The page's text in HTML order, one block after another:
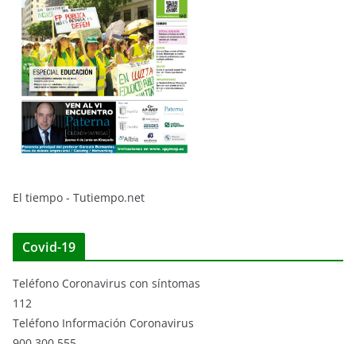
El tiempo - Tutiempo.net
Covid-19
Teléfono Coronavirus con síntomas
112
Teléfono Información Coronavirus